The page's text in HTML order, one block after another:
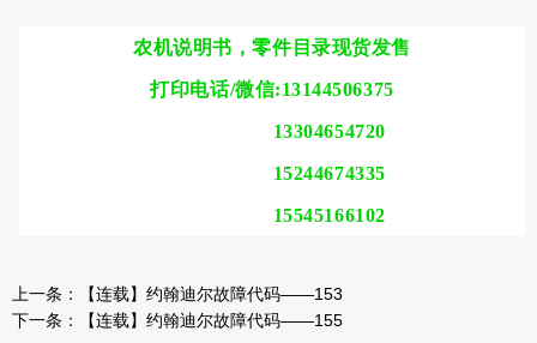
农机说明书，零件目录现货发售
打印电话/微信:13144506375
13304654720
15244674335
15545166102
上一条：
【连载】约翰迪尔故障代码——153
下一条：
【连载】约翰迪尔故障代码——155